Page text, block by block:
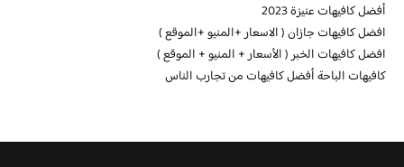
أفضل كافيهات عنيزة 2023
افضل كافيهات جازان ( الاسعار +المنيو +الموقع )
افضل كافيهات الخبر ( الأسعار + المنيو + الموقع )
كافيهات الباحة أفضل كافيهات من تجارب الناس